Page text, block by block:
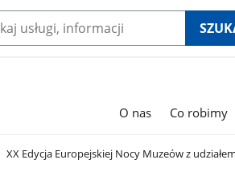
O nas Co robimy
XX Edycja Europejskiej Nocy Muzeów z